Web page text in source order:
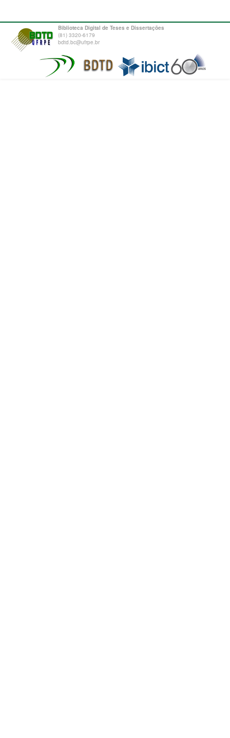
Biblioteca Digital de Teses e Dissertações
(81) 3320-6179
bdtd.bc@ufrpe.br